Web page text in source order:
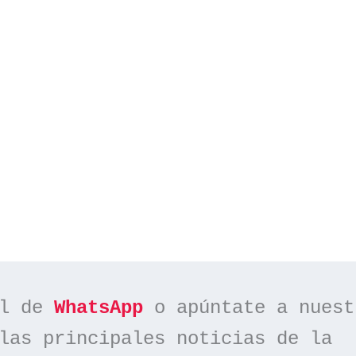
de WhatsApp
principales noticias de la